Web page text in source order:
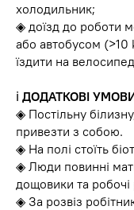
холодильник;
◈ доїзд до роботи
або автобусом (>10
їздити на
ℹ️ ДОДАТКОВІ
◈ Постільну
привезти з собою.
◈ На полі стоїть
◈ Люди повинні
дощовики та робочі
◈ За розвіз